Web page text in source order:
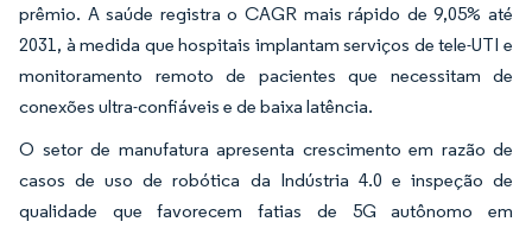
prêmio. A saúde registra o CAGR mais rápido de 9,05% até
2031, à medida que hospitais implantam serviços de tele-UTI e
monitoramento remoto de pacientes que necessitam de
conexões ultra-confiáveis e de baixa latência.
O setor de manufatura apresenta crescimento em razão de
casos de uso de robótica da Indústria 4.0 e inspeção de
qualidade que favorecem fatias de 5G autônomo em